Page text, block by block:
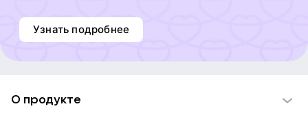
Узнать подробнее
О продукте